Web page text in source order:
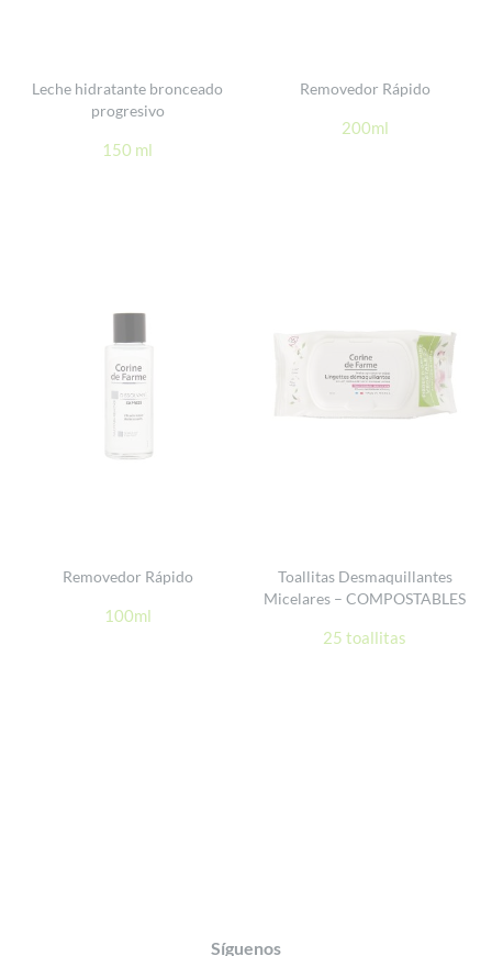
Leche hidratante bronceado
progresivo
150 ml
Removedor Rápido
200ml
Removedor Rápido
100ml
Toallitas Desmaquillantes
Micelares – COMPOSTABLES
25 toallitas
Síguenos